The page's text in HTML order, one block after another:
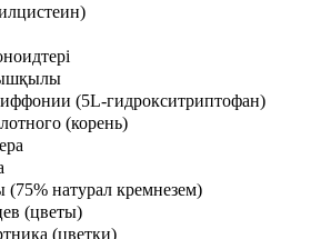
(5L-гидрокситриптофан)
(корень)
(75% натурал кремнезем)
(цветы)
(цветки)